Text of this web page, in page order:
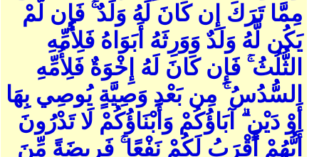
مِمَّا تَرَكَ إِن كَانَ لَهُ وَلَدٌ ۚ فَإِن لَّمْ
يَكُن لَّهُ وَلَدٌ وَوَرِثَهُ أَبَوَاهُ فَلِأُمِّهِ
الثُّلُثُ ۚ فَإِن كَانَ لَهُ إِخْوَةٌ فَلِأُمِّهِ
السُّدُسُ ۚ مِن بَعْدِ وَصِيَّةٍ يُوصِي بِهَا
أَوْ دَيْنٍ ۗ آبَاؤُكُمْ وَأَبْنَاؤُكُمْ لَا تَدْرُونَ
أَيُّهُمْ أَقْرَبُ لَكُمْ نَفْعًا ۚ فَرِيضَةً مِّنَ